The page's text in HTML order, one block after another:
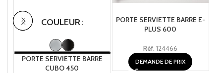
COULEUR
PORTE SERVIETTE BARRE
CUBO 450
PORTE SERVIETTE BARRE E-
PLUS 600
Réf.124466
DEMANDE DE PRIX